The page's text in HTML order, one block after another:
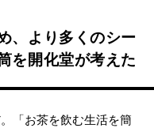
、より多くのシー
を開化堂が考えた
「お茶を飲む生活を簡